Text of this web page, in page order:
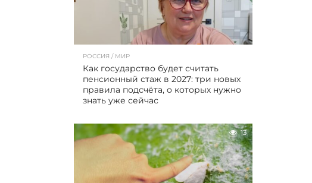
РОССИЯ / МИР
Как государство будет считать
пенсионный стаж в 2027: три новых
правила подсчёта, о которых нужно
знать уже сейчас
13